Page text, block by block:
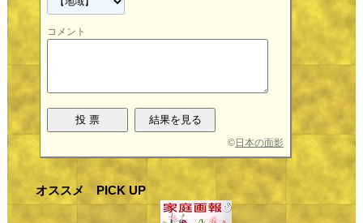
コメント
©日本の面影
オススメ PICK UP